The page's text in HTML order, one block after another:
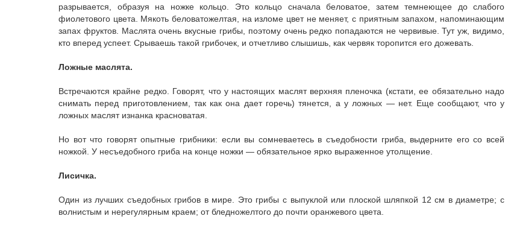
разрывается, образуя на ножке кольцо. Это кольцо сначала беловатое, затем темнеющее до слабого
фиолетового цвета. Мякоть беловато­желтая, на изломе цвет не меняет, с приятным запахом, напоминающим
запах фруктов. Маслята очень вкусные грибы, поэтому очень редко попадаются не червивые. Тут уж, видимо,
кто вперед успеет. Срываешь такой грибочек, и отчетливо слышишь, как червяк торопится его дожевать.
Ложные маслята.
Встречаются крайне редко. Говорят, что у настоящих маслят верхняя пленочка (кстати, ее обязательно надо
снимать перед приготовлением, так как она дает горечь) тянется, а у ложных — нет. Еще сообщают, что у
ложных маслят изнанка красноватая.
Но вот что говорят опытные грибники: если вы сомневаетесь в съедобности гриба, выдерните его со всей
ножкой. У несъедобного гриба на конце ножки — обязательное ярко выраженное утолщение.
Лисичка.
Один из лучших съедобных грибов в мире. Это грибы с выпуклой или плоской шляпкой 1­2 см в диаметре; с
волнистым и нерегулярным краем; от бледно­желтого до почти оранжевого цвета.